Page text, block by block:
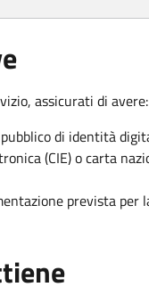
assicurati di avere:
di identità
(CIE) o carta
prevista per